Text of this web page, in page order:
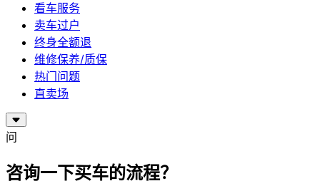
看车服务
卖车过户
终身全额退
维修保养/质保
热门问题
直卖场
问
咨询一下买车的流程？